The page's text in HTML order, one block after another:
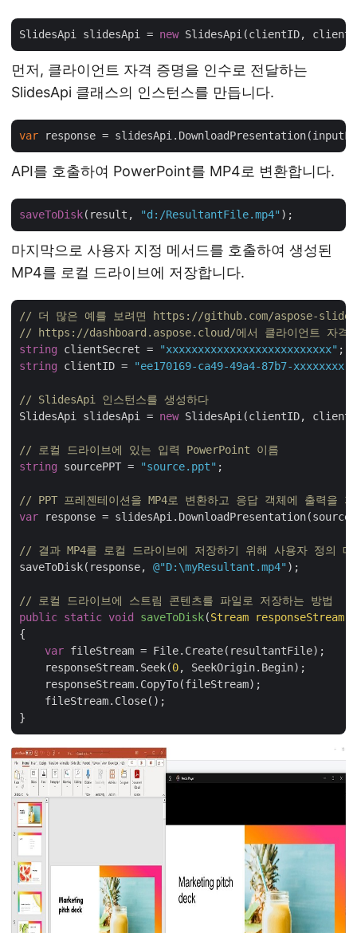
SlidesApi slidesApi = new
먼저, 클라이언트 자격 증명을 인수로 전달하는
SlidesApi 클래스의 인스턴스를 만듭니다.
var response =
API를 호출하여 PowerPoint를 MP4로 변환합니다.
saveToDisk(result, "d:/ResultantFile.mp4"
마지막으로 사용자 지정 메서드를 호출하여 생성된
MP4를 로컬 드라이브에 저장합니다.
// 더 많은 예를 보려면 https://github.com/aspose-
// https://dashboard.aspose.cloud/에서 클라이언트 자격
string clientSecret = "xxxxxxxxxxxxxxxxxxxxxxxxxx"
string clientID = "ee170169-ca49-49a4-87b7-xxxxxxxx"
// SlidesApi 인스턴스를 생성하다
SlidesApi slidesApi = new SlidesApi(clientID,
// 로컬 드라이브에 있는 입력 PowerPoint 이름
string sourcePPT = "source.ppt" ;
// PPT 프레젠테이션을 MP4로 변환하고 응답 객체에 출력을
var response =
// 결과 MP4를 로컬 드라이브에 저장하기 위해 사용자 정의 메
saveToDisk(response, @"D:\myResultant.mp4" );
// 로컬 드라이브에 스트림 콘텐츠를 파일로 저장하는 방법
public static void saveToDisk(Stream
{
var fileStream = File.Create(resultantFile);
    responseStream.Seek(
0, SeekOrigin.Begin);
    responseStream.CopyTo(fileStream);
    fileStream.Close();